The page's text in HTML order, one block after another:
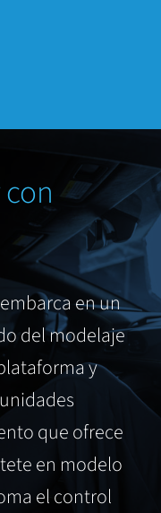
en un
del modelaje
y
que ofrece
en modelo
el control